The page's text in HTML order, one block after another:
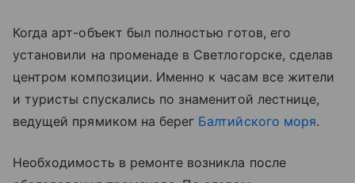
Когда арт-объект был полностью готов, его
установили на променаде в Светлогорске, сделав
центром композиции. Именно к часам все жители
и туристы спускались по знаменитой лестнице,
ведущей прямиком на берег Балтийского моря.
Необходимость в ремонте возникла после